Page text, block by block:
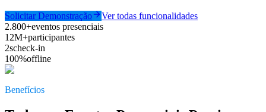
Solicitar Demonstração
Ver todas funcionalidades
2.800+eventos presenciais
12M+participantes
2scheck-in
100%offline
Benefícios